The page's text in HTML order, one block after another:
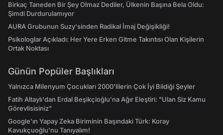
Birkaç Taneden Bir Şey Olmaz Dediler, Ülkenin Başına Bela Oldu:
Şimdi Durdurulamıyor
AURA Grubunun Suzy'sinden Radikal İmaj Değişikliği!
Psikologlar Açıkladı: Her Yere Erken Gitme Takıntısı Olan Kişilerin
Ortak Noktası
Günün Popüler Başlıkları
Yalnızca Milenyum Çocukları 2000'lilerin Çok İyi Bildiği Şeyler
Fatih Altaylı'dan Erdal Beşikçioğlu'na Ağır Eleştiri: "Ulan Siz Kamu
Görevlisisiniz"
Google'ın Yapay Zeka Biriminin Başındaki Türk: Koray
Kavukçuoğlu'nu Tanıyalım!